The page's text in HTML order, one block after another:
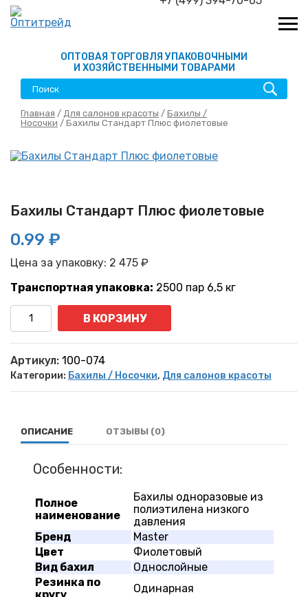
ОПТОВАЯ ТОРГОВЛЯ УПАКОВОЧНЫМИ
И ХОЗЯЙСТВЕННЫМИ ТОВАРАМИ
Главная / Для салонов красоты / Бахилы /
Носочки / Бахилы Стандарт Плюс фиолетовые
Бахилы Стандарт Плюс фиолетовые
0.99 ₽
Цена за упаковку: 2 475 ₽
Транспортная упаковка: 2500 пар 6,5 кг
Количество
В КОРЗИНУ
Артикул: 100-074
Категории: Бахилы / Носочки, Для салонов красоты
ОПИСАНИЕ ОТЗЫВЫ (0)
Особенности:
Полное
наименование
Бахилы одноразовые из
полиэтилена низкого
давления
Бренд
Master
Цвет
Фиолетовый
Вид бахил
Однослойные
Резинка по
Одинарная